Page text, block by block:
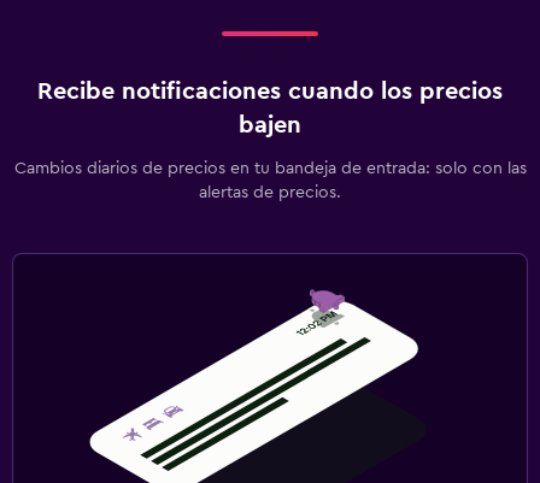
Recibe notificaciones cuando los precios
bajen
Cambios diarios de precios en tu bandeja de entrada: solo con las
alertas de precios.